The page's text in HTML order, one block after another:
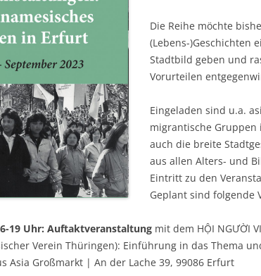
Die Reihe möchte
(Lebens-)Geschichten
Stadtbild geben und
Vorurteilen
Eingeladen sind u.a.
migrantische Gruppen
auch die breite
aus allen Alters- und
Eintritt zu den
Geplant sind folgende
19 Uhr: Auftaktveranstaltung mit dem HỘI NGƯỜI
Verein Thüringen): Einführung in das Thema
Asia Großmarkt | An der Lache 39, 99086 Erfurt